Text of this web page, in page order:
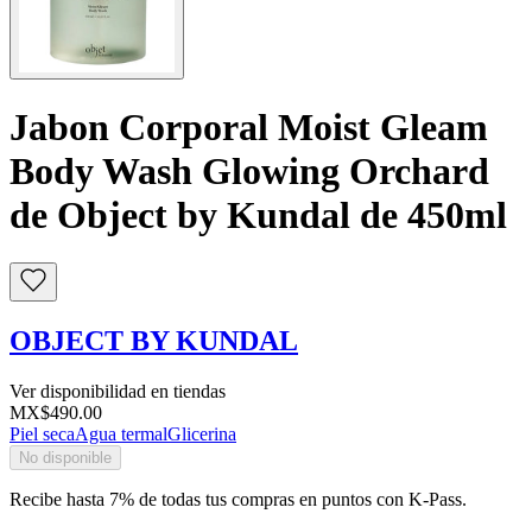
Jabon Corporal Moist Gleam
Body Wash Glowing Orchard
de Object by Kundal de 450ml
OBJECT BY KUNDAL
Ver disponibilidad en tiendas
MX$490.00
Piel secaAgua termalGlicerina
No disponible
Recibe hasta 7% de todas tus compras en puntos con K-Pass.